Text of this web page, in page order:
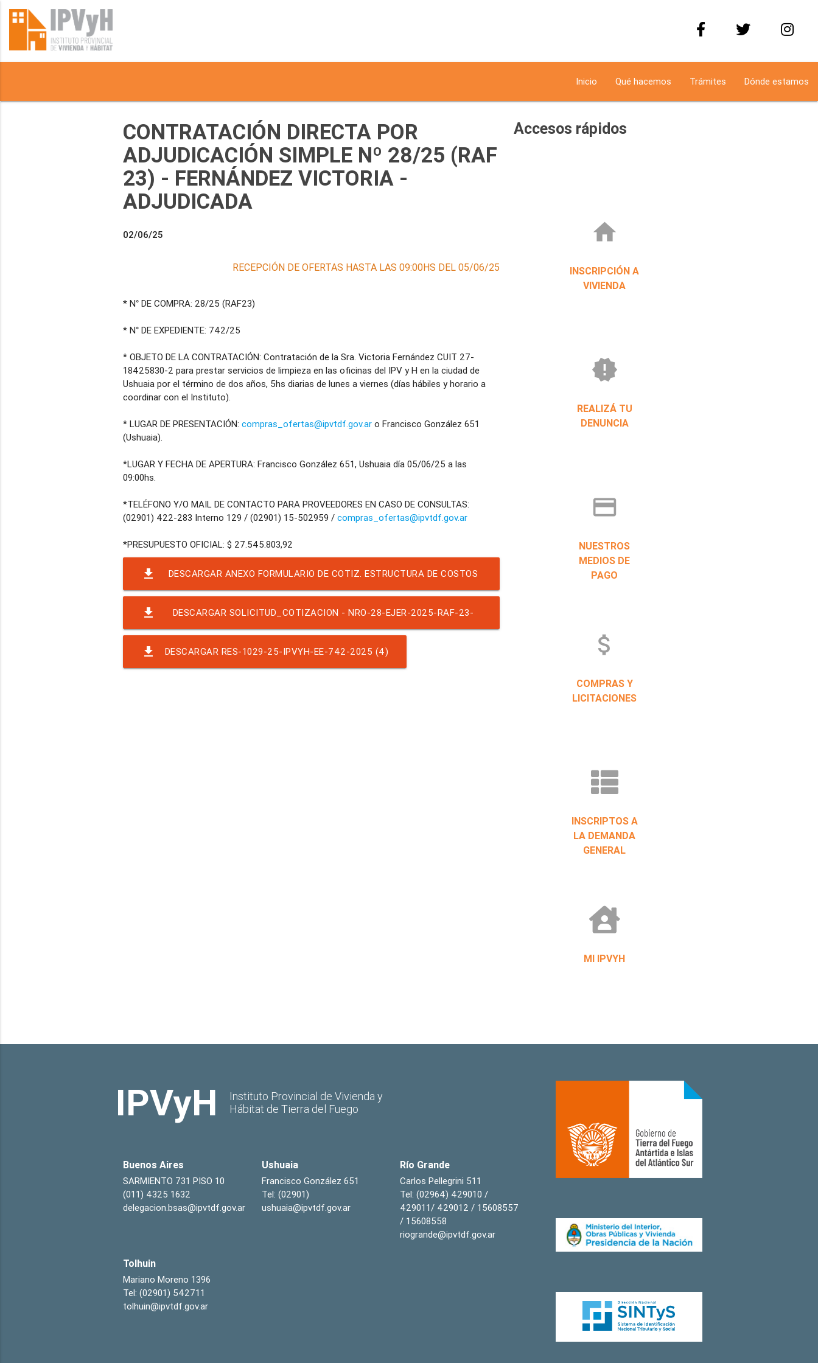
Inicio Qué hacemos Trámites Dónde estamos
CONTRATACIÓN DIRECTA POR
ADJUDICACIÓN SIMPLE Nº 28/25 (RAF
23) - FERNÁNDEZ VICTORIA -
ADJUDICADA
02/06/25
RECEPCIÓN DE OFERTAS HASTA LAS 09:00HS DEL 05/06/25
* N° DE COMPRA: 28/25 (RAF23)
* N° DE EXPEDIENTE: 742/25
* OBJETO DE LA CONTRATACIÓN: Contratación de la Sra. Victoria Fernández CUIT 27-
18425830-2 para prestar servicios de limpieza en las oficinas del IPV y H en la ciudad de
Ushuaia por el término de dos años, 5hs diarias de lunes a viernes (días hábiles y horario a
coordinar con el Instituto).
* LUGAR DE PRESENTACIÓN: compras_ofertas@ipvtdf.gov.aro Francisco González 651
(Ushuaia).
*LUGAR Y FECHA DE APERTURA: Francisco González 651, Ushuaia día 05/06/25 a las
09:00hs.
*TELÉFONO Y/O MAIL DE CONTACTO PARA PROVEEDORES EN CASO DE CONSULTAS:
(02901) 422-283 Interno 129 / (02901) 15-502959 / compras_ofertas@ipvtdf.gov.ar
file_download DESCARGAR ANEXO FORMULARIO DE COTIZ. ESTRUCTURA DE COSTOS
file_download DESCARGAR SOLICITUD_COTIZACION - NRO-28-EJER-2025-RAF-23-
TEMP-4408 FERNÁNDEZ VICTORIA
file_download DESCARGAR RES-1029-25-IPVYH-EE-742-2025 (4)
Accesos rápidos
home
INSCRIPCIÓN A
VIVIENDA
new_releases
REALIZÁ TU
DENUNCIA
credit_card
NUESTROS
MEDIOS DE
PAGO
attach_money
COMPRAS Y
LICITACIONES
INSCRIPTOS A
LA DEMANDA
GENERAL
MI IPVYH
IPVyH
Instituto Provincial de Vivienda y
Hábitat de Tierra del Fuego
Buenos Aires
SARMIENTO 731 PISO 10
(011) 4325 1632
delegacion.bsas@ipvtdf.gov.ar
Ushuaia
Francisco González 651
Tel: (02901)
ushuaia@ipvtdf.gov.ar
Río Grande
Carlos Pellegrini 511
Tel: (02964) 429010 /
429011/ 429012 / 15608557
/ 15608558
riogrande@ipvtdf.gov.ar
Tolhuin
Mariano Moreno 1396
Tel: (02901) 542711
tolhuin@ipvtdf.gov.ar